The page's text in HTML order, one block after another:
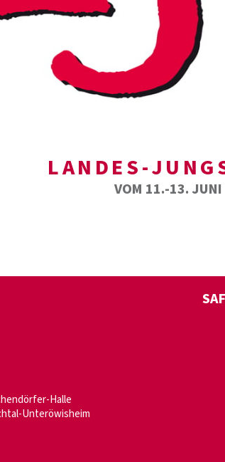
LANDES-
VOM 11.-13. JUNI
Halle
Unteröwisheim